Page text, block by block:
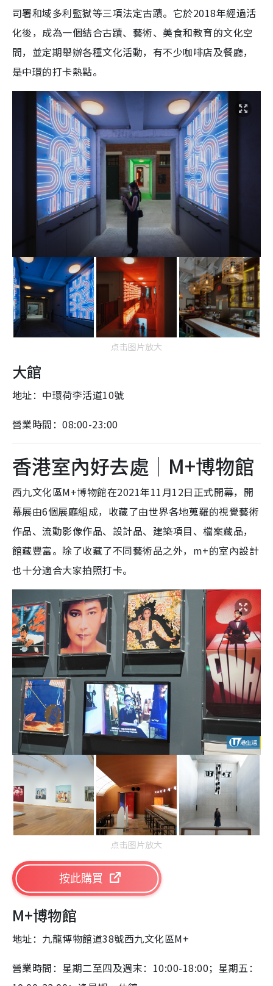
司署和域多利監獄等三項法定古蹟。它於2018年經過活
化後，成為一個結合古蹟、藝術、美食和教育的文化空
間，並定期舉辦各種文化活動，有不少咖啡店及餐廳，
是中環的打卡熱點。
点击图片放大
大館
地址：中環荷李活道10號
營業時間：08:00-23:00
香港室內好去處｜M+博物館
西九文化區M+博物館在2021年11月12日正式開幕，開
幕展由6個展廳組成，收藏了由世界各地蒐羅的視覺藝術
作品、流動影像作品、設計品、建築項目、檔案藏品，
館藏豐富。除了收藏了不同藝術品之外，m+的室內設計
也十分適合大家拍照打卡。
点击图片放大
按此購買
M+博物館
地址：九龍博物館道38號西九文化區M+
營業時間：星期二至四及週末：10:00-18:00；星期五：